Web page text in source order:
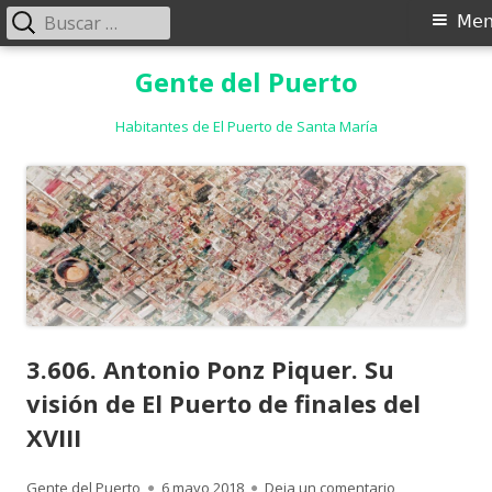
Gente del Puerto
Habitantes de El Puerto de Santa María
Menú
Buscar:
3.606. Antonio Ponz Piquer. Su
visión de El Puerto de finales del
XVIII
Autor
Gente del Puerto Publicado
6 mayo 2018 Deja un comentario